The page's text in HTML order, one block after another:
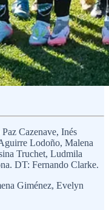
Cazenave, Inés
Lodoño, Malena
Truchet, Ludmila
DT: Fernando Clarke.
Giménez, Evelyn